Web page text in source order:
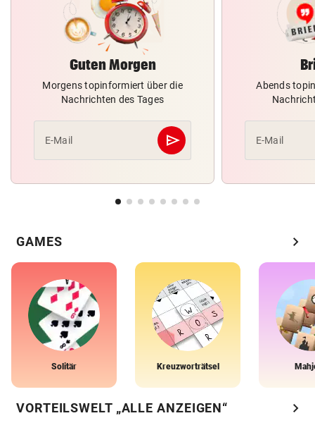
Guten Morgen
Morgens topinformiert über die
Nachrichten des Tages
E-Mail send
Abschicken
Abends
E-Mail
GAMES chevron_right
Solitär Kreuzworträtsel
VORTEILSWELT „ALLE ANZEIGEN“ chevron_right